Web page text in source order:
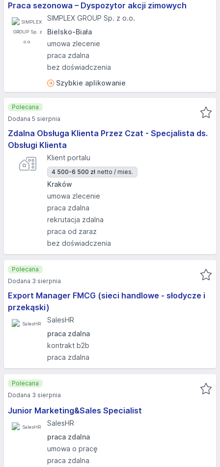
Praca sezonowa – Dyspozytor akcji zimowych
SIMPLEX GROUP Sp. z o.o.
Bielsko-Biała
umowa zlecenie
praca zdalna
bez doświadczenia
Szybkie aplikowanie
Zdalna Obsługa Klienta Przez Czat - Specjalista ds.
Obsługi Klienta
Klient portalu
4 500-6 500 zł netto / mies.
Kraków
umowa zlecenie
praca zdalna
rekrutacja zdalna
praca od zaraz
bez doświadczenia
Polecana
Dodana 5 sierpnia
Export Manager FMCG (sieci handlowe - słodycze i
przekąski)
SalesHR
praca zdalna
kontrakt b2b
praca zdalna
Polecana
Dodana 3 sierpnia
Junior Marketing&Sales Specialist
SalesHR
praca zdalna
umowa o pracę
praca zdalna
Polecana
Dodana 3 sierpnia